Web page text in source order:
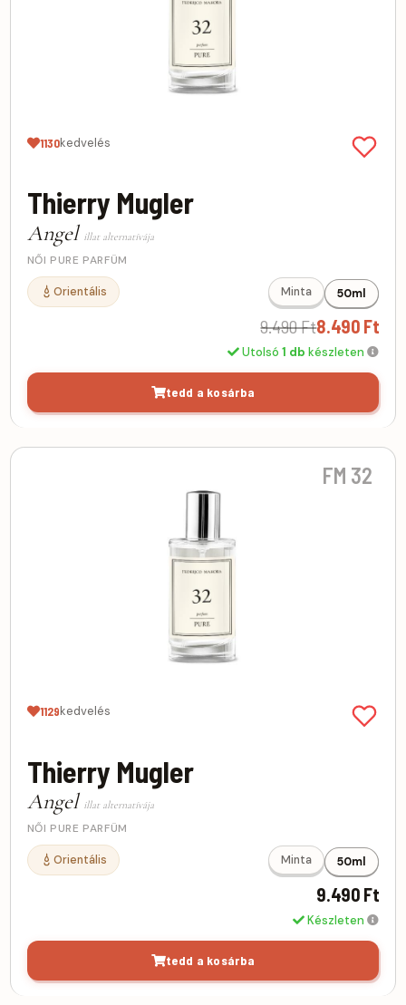
1130kedvelés
Thierry Mugler
Angel illat alternatívája
NŐI PURE PARFÜM
Orientális Minta 50ml
9.490 Ft8.490 Ft
Utolsó1 db készleten
tedd a kosárba
FM 32
1129kedvelés
Thierry Mugler
Angel illat alternatívája
NŐI PURE PARFÜM
Orientális Minta 50ml
9.490 Ft
Készleten
tedd a kosárba